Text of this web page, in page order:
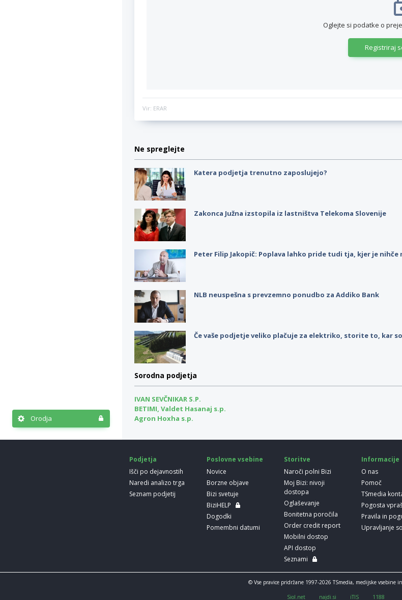
Orodja
Oglejte si podatke o
Registriraj
Vir: ERAR
Ne spreglejte
Katera podjetja trenutno zaposlujejo?
Zakonca Južna izstopila iz lastništva Telekoma Slovenije
Peter Filip Jakopič: Poplava lahko pride tudi tja, kjer je nihče
NLB neuspešna s prevzemno ponudbo za Addiko Bank
Če vaše podjetje veliko plačuje za elektriko, storite to, kar
Sorodna podjetja
IVAN SEVČNIKAR S.P.
BETIMI, Valdet Hasanaj s.p.
Agron Hoxha s.p.
Podjetja
Išči po dejavnostih
Naredi analizo trga
Seznam podjetij
Poslovne vsebine
Novice
Borzne objave
Bizi svetuje
BiziHELP
Dogodki
Pomembni datumi
Storitve
Naroči polni Bizi
Moj Bizi: nivoji
dostopa
Oglaševanje
Bonitetna poročila
Order credit report
Mobilni dostop
API dostop
Seznami
Informacije
O nas
Pomoč
TSmedia
Pogosta
Pravila in
Upravljanje
© Vse pravice pridržane 1997-2026 TSmedia, medijske vsebine
Siol.net najdi.si iTIS 1188